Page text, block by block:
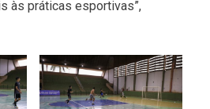
às práticas esportivas”,